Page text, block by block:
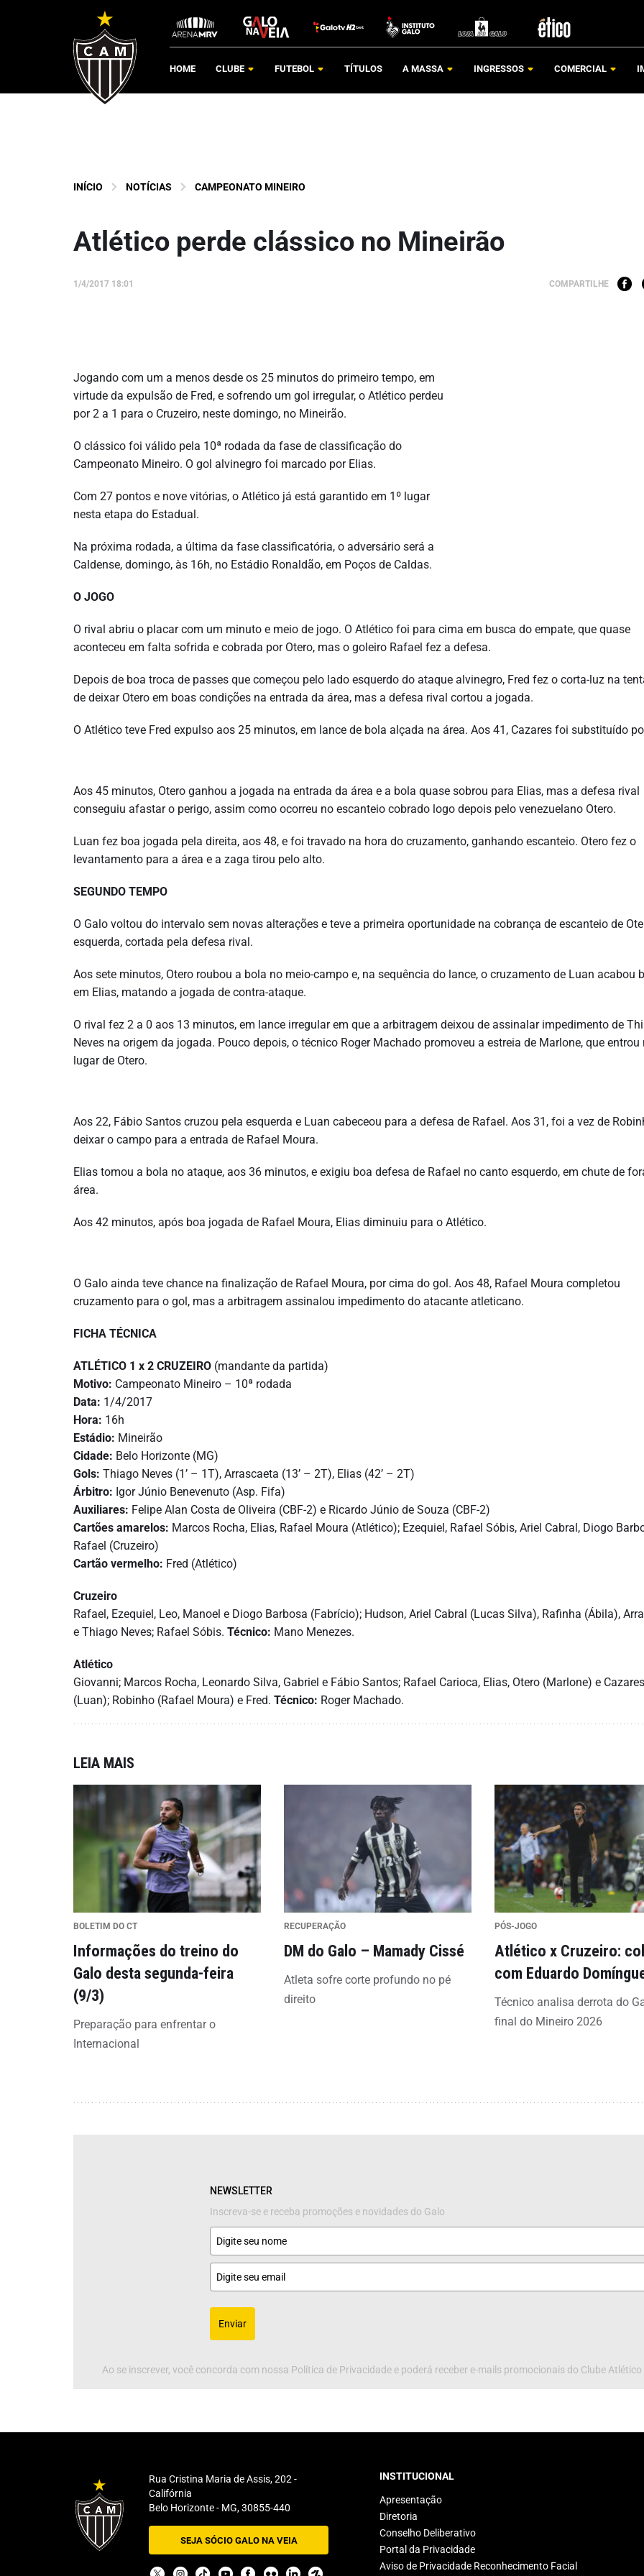
HOME CLUBE FUTEBOL TÍTULOS A MASSA INGRESSOS COMERCIAL
INÍCIO NOTÍCIAS CAMPEONATO MINEIRO
Atlético perde clássico no Mineirão
1/4/2017 18:01 COMPARTILHE
Jogando com um a menos desde os 25 minutos do primeiro tempo, em
virtude da expulsão de Fred, e sofrendo um gol irregular, o Atlético perdeu
por 2 a 1 para o Cruzeiro, neste domingo, no Mineirão.
O clássico foi válido pela 10ª rodada da fase de classificação do
Campeonato Mineiro. O gol alvinegro foi marcado por Elias.
Com 27 pontos e nove vitórias, o Atlético já está garantido em 1º lugar
nesta etapa do Estadual.
Na próxima rodada, a última da fase classificatória, o adversário será a
Caldense, domingo, às 16h, no Estádio Ronaldão, em Poços de Caldas.
O JOGO
O rival abriu o placar com um minuto e meio de jogo. O Atlético foi para cima em busca do empate, que quase
aconteceu em falta sofrida e cobrada por Otero, mas o goleiro Rafael fez a defesa.
Depois de boa troca de passes que começou pelo lado esquerdo do ataque alvinegro, Fred fez o corta-luz na
de deixar Otero em boas condições na entrada da área, mas a defesa rival cortou a jogada.
O Atlético teve Fred expulso aos 25 minutos, em lance de bola alçada na área. Aos 41, Cazares foi substituído
Aos 45 minutos, Otero ganhou a jogada na entrada da área e a bola quase sobrou para Elias, mas a defesa rival
conseguiu afastar o perigo, assim como ocorreu no escanteio cobrado logo depois pelo venezuelano Otero.
Luan fez boa jogada pela direita, aos 48, e foi travado na hora do cruzamento, ganhando escanteio. Otero fez o
levantamento para a área e a zaga tirou pelo alto.
SEGUNDO TEMPO
O Galo voltou do intervalo sem novas alterações e teve a primeira oportunidade na cobrança de escanteio de
esquerda, cortada pela defesa rival.
Aos sete minutos, Otero roubou a bola no meio-campo e, na sequência do lance, o cruzamento de Luan acabou
em Elias, matando a jogada de contra-ataque.
O rival fez 2 a 0 aos 13 minutos, em lance irregular em que a arbitragem deixou de assinalar impedimento de
Neves na origem da jogada. Pouco depois, o técnico Roger Machado promoveu a estreia de Marlone, que entrou
lugar de Otero.
Aos 22, Fábio Santos cruzou pela esquerda e Luan cabeceou para a defesa de Rafael. Aos 31, foi a vez de
deixar o campo para a entrada de Rafael Moura.
Elias tomou a bola no ataque, aos 36 minutos, e exigiu boa defesa de Rafael no canto esquerdo, em chute de
área.
Aos 42 minutos, após boa jogada de Rafael Moura, Elias diminuiu para o Atlético.
O Galo ainda teve chance na finalização de Rafael Moura, por cima do gol. Aos 48, Rafael Moura completou
cruzamento para o gol, mas a arbitragem assinalou impedimento do atacante atleticano.
FICHA TÉCNICA
ATLÉTICO 1 x 2 CRUZEIRO (mandante da partida)
Motivo: Campeonato Mineiro – 10ª rodada
Data: 1/4/2017
Hora: 16h
Estádio: Mineirão
Cidade: Belo Horizonte (MG)
Gols: Thiago Neves (1’ – 1T), Arrascaeta (13’ – 2T), Elias (42’ – 2T)
Árbitro: Igor Júnio Benevenuto (Asp. Fifa)
Auxiliares: Felipe Alan Costa de Oliveira (CBF-2) e Ricardo Júnio de Souza (CBF-2)
Cartões amarelos: Marcos Rocha, Elias, Rafael Moura (Atlético); Ezequiel, Rafael Sóbis, Ariel Cabral, Diogo
Rafael (Cruzeiro)
Cartão vermelho: Fred (Atlético)
Cruzeiro
Rafael, Ezequiel, Leo, Manoel e Diogo Barbosa (Fabrício); Hudson, Ariel Cabral (Lucas Silva), Rafinha (Ábila),
e Thiago Neves; Rafael Sóbis. Técnico: Mano Menezes.
Atlético
Giovanni; Marcos Rocha, Leonardo Silva, Gabriel e Fábio Santos; Rafael Carioca, Elias, Otero (Marlone) e Cazares
(Luan); Robinho (Rafael Moura) e Fred. Técnico: Roger Machado.
LEIA MAIS
BOLETIM DO CT
Informações do treino do
Galo desta segunda-feira
(9/3)
Preparação para enfrentar o
Internacional
RECUPERAÇÃO
DM do Galo – Mamady Cissé
Atleta sofre corte profundo no pé
direito
PÓS-JOGO
Atlético x Cruzeiro:
com Eduardo
Técnico analisa derrota do
final do Mineiro 2026
NEWSLETTER
Inscreva-se e receba promoções e novidades do Galo
Enviar
Ao se inscrever, você concorda com nossa Política de Privacidade e poderá receber e-mails promocionais do Clube
Rua Cristina Maria de Assis, 202 -
Califórnia
Belo Horizonte - MG, 30855-440
SEJA SÓCIO GALO NA VEIA
INSTITUCIONAL
Apresentação
Diretoria
Conselho Deliberativo
Portal da Privacidade
Aviso de Privacidade Reconhecimento Facial